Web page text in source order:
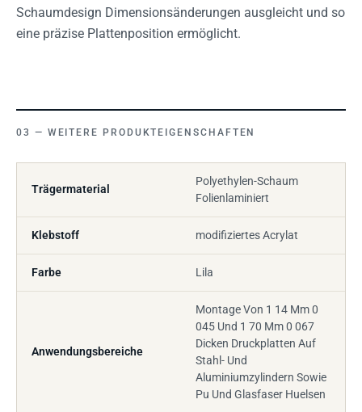
Schaumdesign Dimensionsänderungen ausgleicht und so
eine präzise Plattenposition ermöglicht.
WEITERE PRODUKTEIGENSCHAFTEN
Trägermaterial
Polyethylen-Schaum
Folienlaminiert
Klebstoff modifiziertes Acrylat
Farbe Lila
Anwendungsbereiche
Montage Von 1 14 Mm 0
045 Und 1 70 Mm 0 067
Dicken Druckplatten Auf
Stahl- Und
Aluminiumzylindern Sowie
Pu Und Glasfaser Huelsen